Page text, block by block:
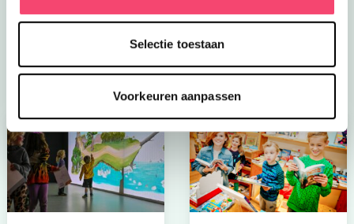
Selectie toestaan
Voorkeuren aanpassen
spetterpret. Stuk voor stuk aanraders!
Naar de zomertips